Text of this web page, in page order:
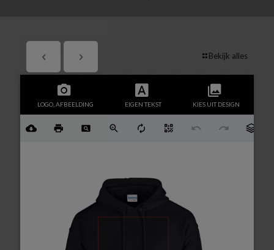
Bekijk alles
LOGO, AFBEELDING EIGEN TEKST KIES UIT DESIGN